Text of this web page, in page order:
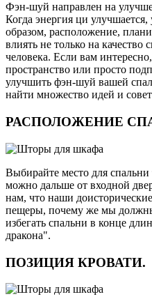
Фэн-шуй направлен на
Когда энергия ци
образом, расположение,
влиять не только на качество
человека. Если вам
пространство или просто
улучшить фэн-шуй вашей
найти множество идей и
РАСПОЛОЖЕНИЕ
Выбирайте место для
можно дальше от входной
нам, что наши
пещеры, почему же мы должны
избегать спальни в конце
дракона".
ПОЗИЦИЯ КРОВАТИ.